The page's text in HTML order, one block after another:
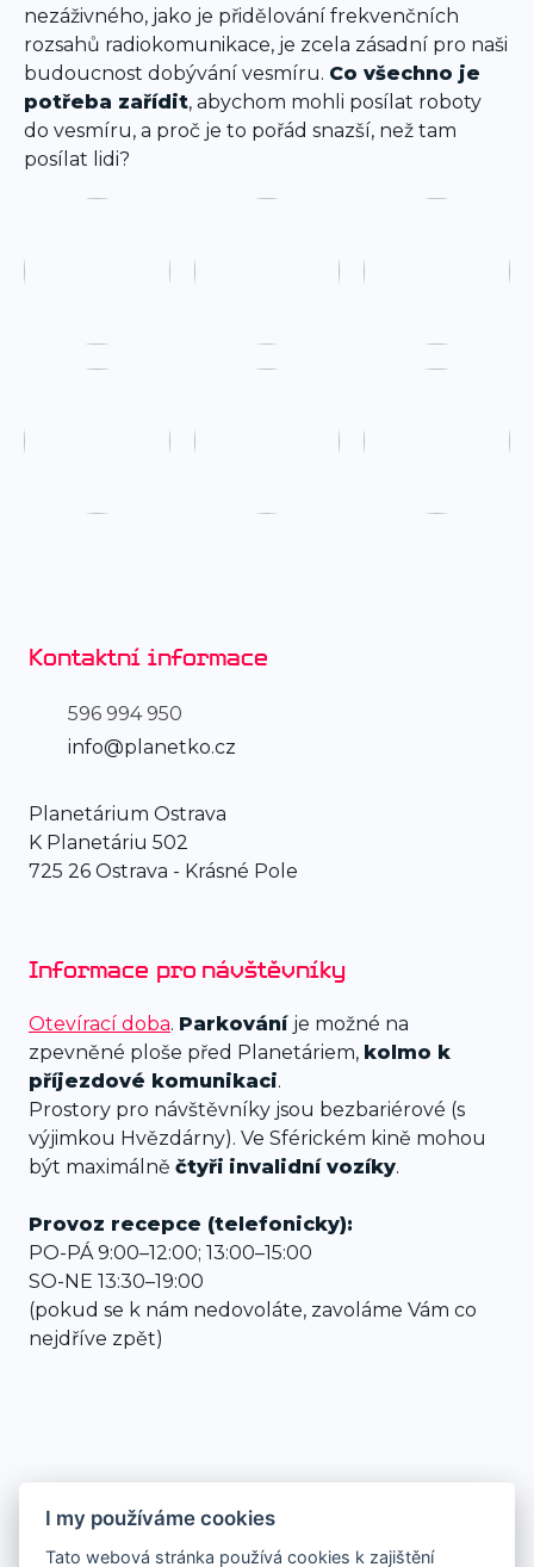
nezáživného, jako je přidělování frekvenčních
rozsahů radiokomunikace, je zcela zásadní pro naši
budoucnost dobývání vesmíru. Co všechno je
potřeba zařídit, abychom mohli posílat roboty
do vesmíru, a proč je to pořád snazší, než tam
posílat lidi?
Kontaktní informace
596 994 950
info@planetko.cz
Planetárium Ostrava
K Planetáriu 502
725 26 Ostrava - Krásné Pole
Informace pro návštěvníky
Otevírací doba. Parkování je možné na
zpevněné ploše před Planetáriem, kolmo k
příjezdové komunikaci.
Prostory pro návštěvníky jsou bezbariérové (s
výjimkou Hvězdárny). Ve Sférickém kině mohou
být maximálně čtyři invalidní vozíky.
Provoz recepce (telefonicky):
PO-PÁ 9:00–12:00; 13:00–15:00
SO-NE 13:30–19:00
(pokud se k nám nedovoláte, zavoláme Vám co
nejdříve zpět)
I my používáme cookies
Tato webová stránka používá cookies k zajištění